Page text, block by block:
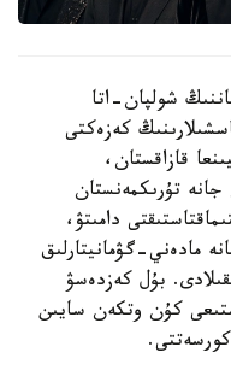
شولپان-اتا
كەزەكتى
قازاقستان،
تۇرىكمەنستان
دامىتۋ،
مادەني-گۋمانيتارلىق
بۇل كەزدەسۋ
كۇن وتكەن سايىن